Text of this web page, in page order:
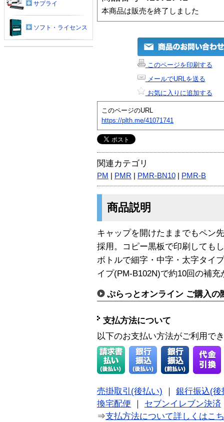
本商品は販売を終了しました
このページを印刷する
メールでURLを送る
お気に入りに追加する
このページのURL
https://plth.me/41071741
関連カテゴリ
PM PMR PMR-BN10 PMR-B
商品説明
キャップを開けたままでもペン
採用。コピー黒板で印刷しても
ボトルで細字・中字・太字タイ
イプ(PM-B102N)で約10回の補
ぷらっとオンライン ご購入の
支払方法について
以下のお支払い方法がご利用で
売掛取引(後払い)
銀行振込(後
換宅配便
セブンイレブン決済
⇒支払方法について詳しくはこ
サプライ
ソフト・ライセンス